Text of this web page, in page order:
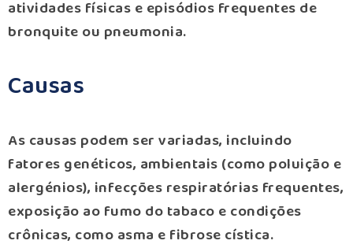
atividades físicas e episódios frequentes de
bronquite ou pneumonia.
Causas
As causas podem ser variadas, incluindo
fatores genéticos, ambientais (como poluição e
alergénios), infecções respiratórias frequentes,
exposição ao fumo do tabaco e condições
crônicas, como asma e fibrose cística.